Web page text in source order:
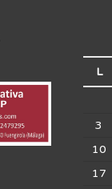
L
3
10
17